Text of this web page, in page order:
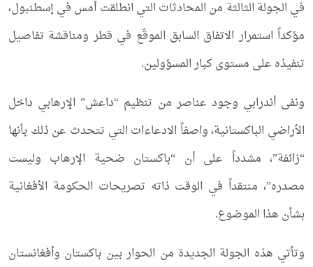
في الجولة الثالثة من المحادثات التي انطلقت أمس في إسطنبول،
مؤكداً استمرار الاتفاق السابق الموقّع في قطر ومناقشة تفاصيل
تنفيذه على مستوى كبار المسؤولين.
ونفى أندرابي وجود عناصر من تنظيم “داعش” الإرهابي داخل
الأراضي الباكستانية، واصفاً الادعاءات التي تتحدث عن ذلك بأنها
“زائفة”، مشدداً على أن “باكستان ضحية الإرهاب وليست
مصدره”، منتقداً في الوقت ذاته تصريحات الحكومة الأفغانية
بشأن هذا الموضوع.
وتأتي هذه الجولة الجديدة من الحوار بين باكستان وأفغانستان